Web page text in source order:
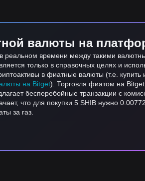
валюты на
реальном времени между такими
только в справочных целях и
в фиатные валюты (т.е. купить
на Bitget). Торговля фиатом на
бесперебойные транзакции с
что для покупки 5 SHIB нужно
за газ.